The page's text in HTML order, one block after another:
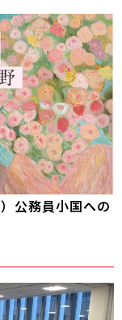
公務員小国への